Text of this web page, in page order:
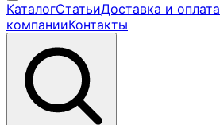
КаталогСтатьиДоставка и оплата
компанииКонтакты